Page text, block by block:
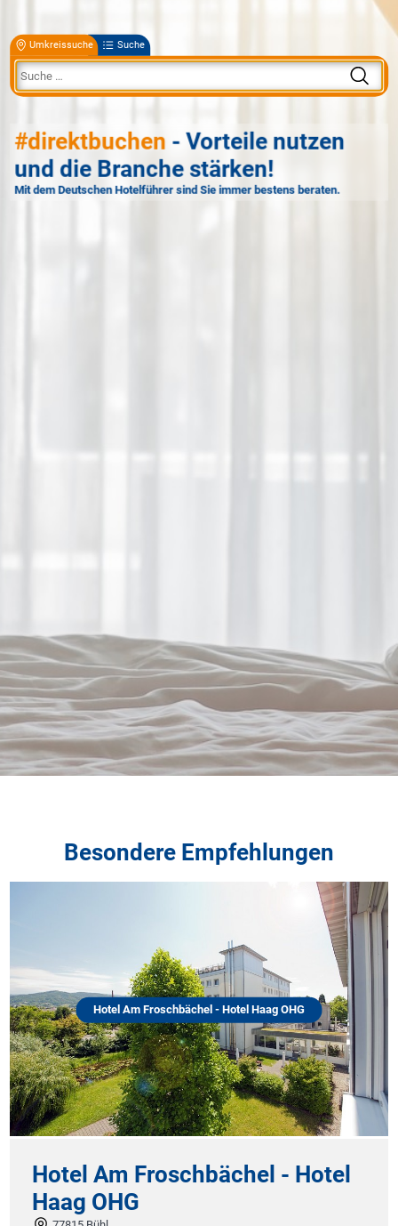
Umkreissuche Suche
#direktbuchen - Vorteile nutzen
und die Branche stärken!
Mit dem Deutschen Hotelführer sind Sie immer bestens beraten.
Besondere Empfehlungen
Hotel Am Froschbächel - Hotel Haag OHG
Hotel Am Froschbächel - Hotel
Haag OHG